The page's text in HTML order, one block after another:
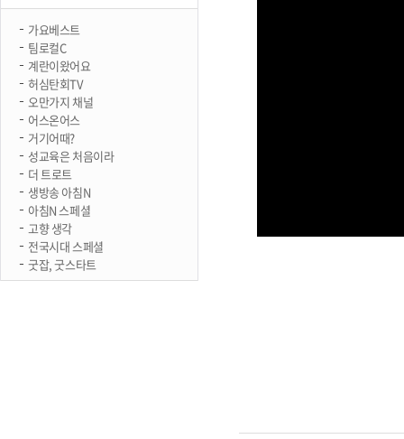
가요베스트
팀로컬C
계란이왔어요
허심탄회TV
오만가지 채널
어스온어스
거기어때?
성교육은 처음이라
더 트로트
생방송 아침N
아침N 스페셜
고향 생각
전국시대 스페셜
굿잡, 굿스타트